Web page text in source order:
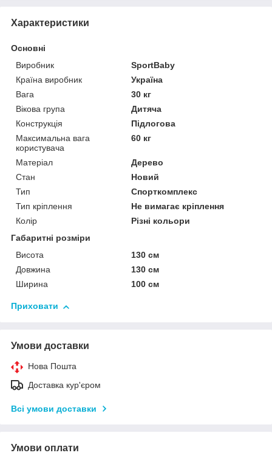
Характеристики
Основні
Виробник
SportBaby
Країна виробник
Україна
Вага
30 кг
Вікова група
Дитяча
Конструкція
Підлогова
Максимальна вага
користувача
60 кг
Матеріал
Дерево
Стан
Новий
Тип
Спорткомплекс
Тип кріплення
Не вимагає кріплення
Колір
Різні кольори
Габаритні розміри
Висота
130 см
Довжина
130 см
Ширина
100 см
Приховати
Умови доставки
Нова Пошта
Доставка кур'єром
Всі умови доставки
Умови оплати